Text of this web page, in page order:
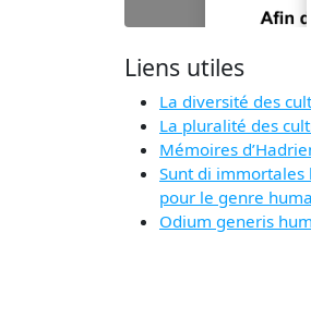
Liens utiles
La diversité des
La pluralité des
Mémoires
Sunt di immortales
pour le genre
Odium generis